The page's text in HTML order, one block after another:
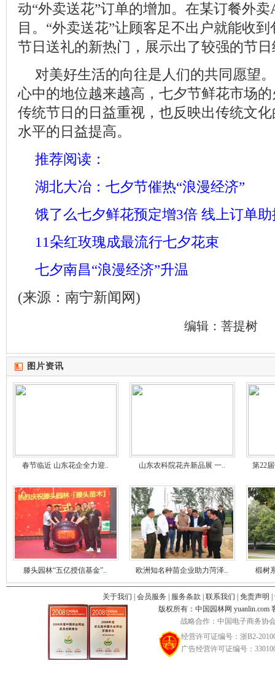
动“外卖送花”订单的增加。在某订餐外
目。“外卖送花”让顾客足不出户就能收
节日送礼的新热门，展示出了较强的节
对美好生活的向往是人们的共同愿望
心中的地位越来越高，七夕节鲜花市场
传统节日的日益重视，也反映出传统文
水平的日益提高。
推荐阅读：
湖北大冶：七夕节催热“浪漫经济”
饿了么七夕鲜花预定增3倍 线上订单
11朵红玫瑰成最流行七夕花束
七夕南昌“浪漫经济”升温
(来源：南宁新闻网)
编辑：菩提树
图片资讯
春节临近 山东花企全力迎.. 山东农科院花卉新品展 一.. 第22
滕头园林“五亿授信基金”.. 欧洲知名种苗企业助力菏泽.. 椴树
关于我们 会员服务 服务条款 联系我们 免责声明
版权所有：中国园林网 yuanlin.com
战略合作：中国电子商务协
经营许可证编号：浙B2-
广告经营许可证编号：